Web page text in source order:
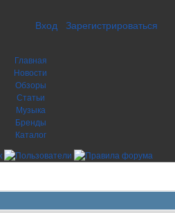
Вход Зарегистрироваться
Главная
Новости
Обзоры
Статьи
Музыка
Бренды
Каталог